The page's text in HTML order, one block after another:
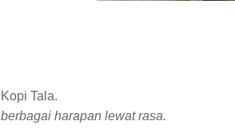
Kopi Tala.
berbagai harapan lewat rasa.